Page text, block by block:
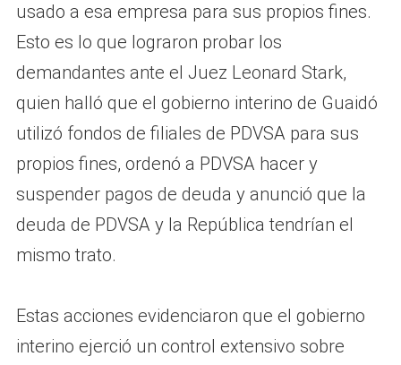
usado a esa empresa para sus propios fines.
Esto es lo que lograron probar los
demandantes ante el Juez Leonard Stark,
quien halló que el gobierno interino de Guaidó
utilizó fondos de filiales de PDVSA para sus
propios fines, ordenó a PDVSA hacer y
suspender pagos de deuda y anunció que la
deuda de PDVSA y la República tendrían el
mismo trato.
Estas acciones evidenciaron que el gobierno
interino ejerció un control extensivo sobre